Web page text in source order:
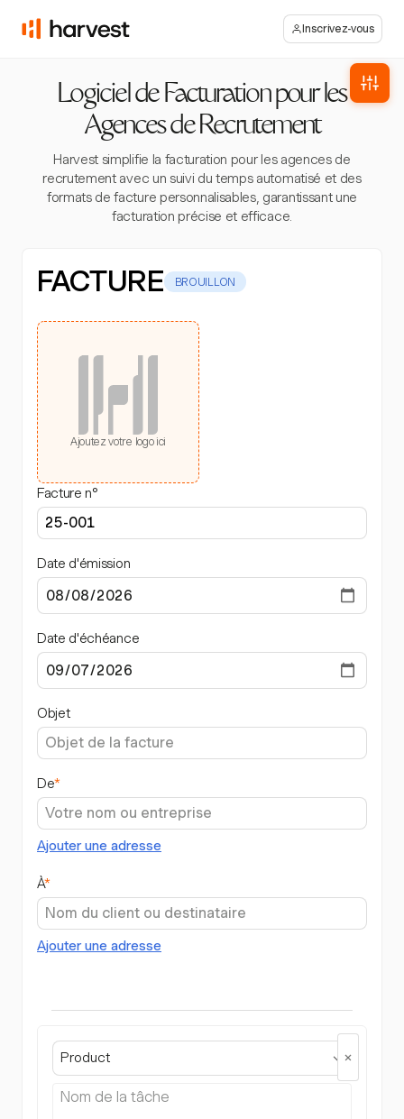
Inscrivez-vous
Logiciel de Facturation pour les
Agences de Recrutement
Harvest simplifie la facturation pour les agences de
recrutement avec un suivi du temps automatisé et des
formats de facture personnalisables, garantissant une
facturation précise et efficace.
FACTURE BROUILLON
Ajoutez votre logo ici
Facture n°
Date d'émission
Date d'échéance
Objet
De*
Ajouter une adresse
À*
Ajouter une adresse
Product